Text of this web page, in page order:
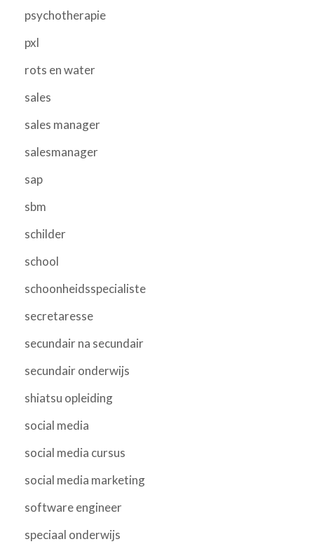
psychotherapie
pxl
rots en water
sales
sales manager
salesmanager
sap
sbm
schilder
school
schoonheidsspecialiste
secretaresse
secundair na secundair
secundair onderwijs
shiatsu opleiding
social media
social media cursus
social media marketing
software engineer
speciaal onderwijs